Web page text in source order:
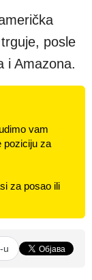
posle
i Amazona.
vam
poziciju za
za posao ili
u